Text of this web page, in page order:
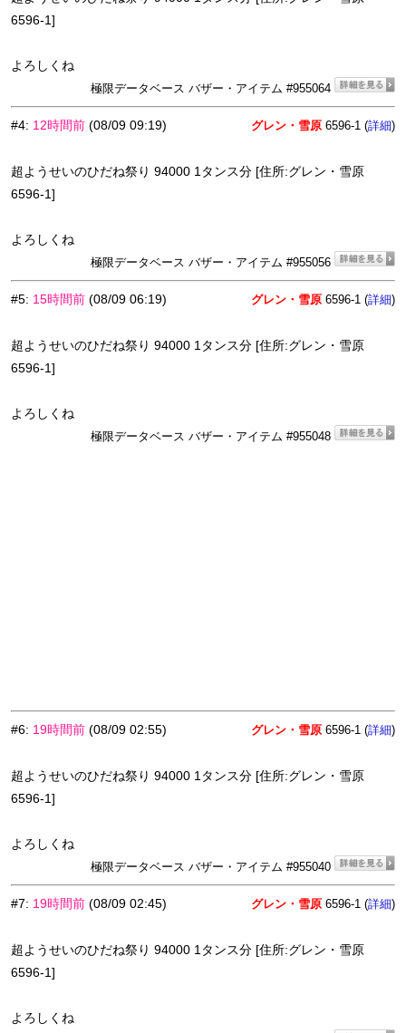
6596-1]
よろしくね
極限データベース バザー・アイテム #955064
#4: 12時間前 (08/09 09:19) グレン・雪原 6596-1 (詳細)
超ようせいのひだね祭り 94000 1タンス分 [住所:グレン・雪原
6596-1]
よろしくね
極限データベース バザー・アイテム #955056
#5: 15時間前 (08/09 06:19) グレン・雪原 6596-1 (詳細)
超ようせいのひだね祭り 94000 1タンス分 [住所:グレン・雪原
6596-1]
よろしくね
極限データベース バザー・アイテム #955048
#6: 19時間前 (08/09 02:55) グレン・雪原 6596-1 (詳細)
超ようせいのひだね祭り 94000 1タンス分 [住所:グレン・雪原
6596-1]
よろしくね
極限データベース バザー・アイテム #955040
#7: 19時間前 (08/09 02:45) グレン・雪原 6596-1 (詳細)
超ようせいのひだね祭り 94000 1タンス分 [住所:グレン・雪原
6596-1]
よろしくね